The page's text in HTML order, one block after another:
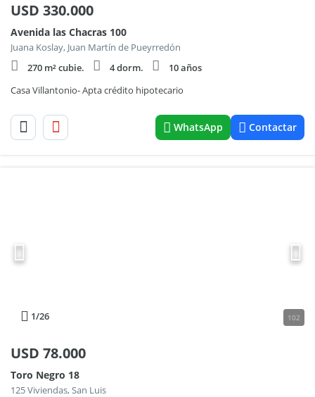
USD 330.000
Avenida las Chacras 100
Juana Koslay, Juan Martín de Pueyrredón
270 m² cubie.
4 dorm.
10 años
Casa Villantonio- Apta crédito hipotecario
WhatsApp Contactar
1/26 102
USD 78.000
Toro Negro 18
125 Viviendas, San Luis